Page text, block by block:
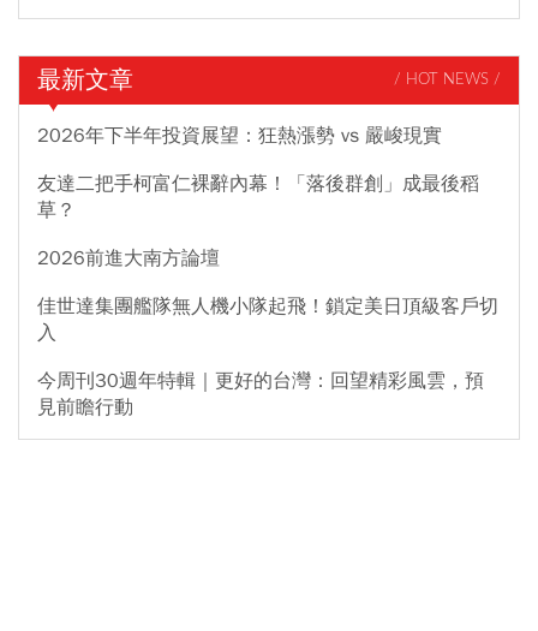
最新文章 / HOT NEWS /
2026年下半年投資展望：狂熱漲勢 vs 嚴峻現實
友達二把手柯富仁裸辭內幕！「落後群創」成最後稻
草？
2026前進大南方論壇
佳世達集團艦隊無人機小隊起飛！鎖定美日頂級客戶切
入
今周刊30週年特輯｜更好的台灣：回望精彩風雲，預
見前瞻行動